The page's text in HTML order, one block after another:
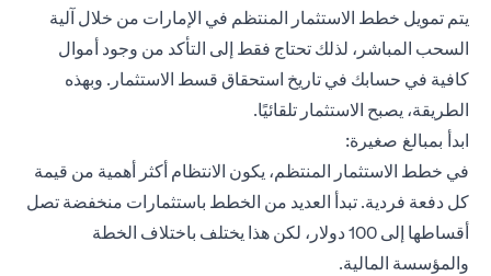
يتم تمويل خطط الاستثمار المنتظم في الإمارات من خلال آلية
السحب المباشر، لذلك تحتاج فقط إلى التأكد من وجود أموال
كافية في حسابك في تاريخ استحقاق قسط الاستثمار. وبهذه
الطريقة، يصبح الاستثمار تلقائيًا.
ابدأ بمبالغ صغيرة:
في خطط الاستثمار المنتظم، يكون الانتظام أكثر أهمية من قيمة
كل دفعة فردية. تبدأ العديد من الخطط باستثمارات منخفضة تصل
أقساطها إلى 100 دولار، لكن هذا يختلف باختلاف الخطة
والمؤسسة المالية.